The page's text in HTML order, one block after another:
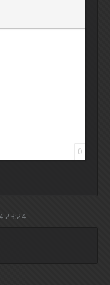
спойлера
0
23:24